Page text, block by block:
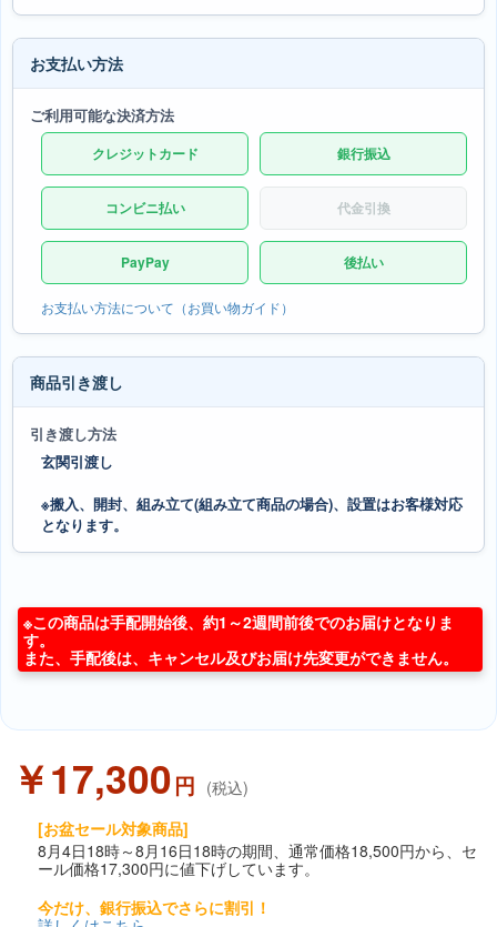
お支払い方法
ご利用可能な決済方法
クレジットカード 銀行振込
コンビニ払い 代金引換
PayPay 後払い
お支払い方法について（お買い物ガイド）
商品引き渡し
引き渡し方法
玄関引渡し
※搬入、開封、組み立て(組み立て商品の場合)、設置はお客様対応
となります。
※この商品は手配開始後、約1～2週間前後でのお届けとなりま
す。
また、手配後は、キャンセル及びお届け先変更ができません。
￥17,300円 (税込)
[お盆セール対象商品]
8月4日18時～8月16日18時の期間、通常価格18,500円から、セ
ール価格17,300円に値下げしています。
今だけ、銀行振込でさらに割引！